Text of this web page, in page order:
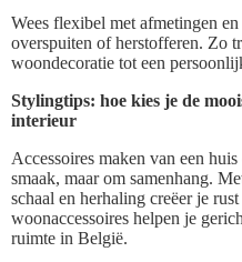
Wees flexibel met afmetingen
overspuiten of herstofferen. Zo
woondecoratie tot een
Stylingtips: hoe kies je de
interieur
Accessoires maken van een
smaak, maar om samenhang.
schaal en herhaling creëer je
woonaccessoires helpen je
ruimte in België.